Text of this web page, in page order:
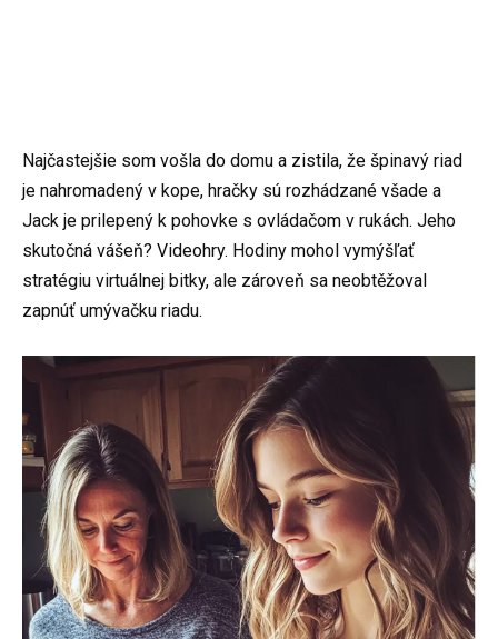
Najčastejšie som vošla do domu a zistila, že špinavý riad
je nahromadený v kope, hračky sú rozhádzané všade a
Jack je prilepený k pohovke s ovládačom v rukách. Jeho
skutočná vášeň? Videohry. Hodiny mohol vymýšľať
stratégiu virtuálnej bitky, ale zároveň sa neobtěžoval
zapnúť umývačku riadu.